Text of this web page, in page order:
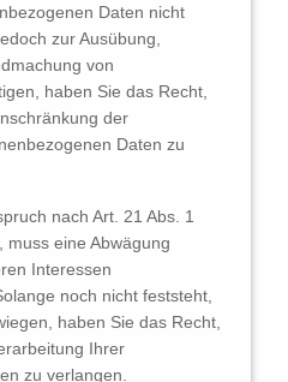
Daten nicht
zur Ausübung,
von
haben Sie das Recht,
der
Daten zu
nach Art. 21 Abs. 1
muss eine Abwägung
Interessen
noch nicht feststeht,
haben Sie das Recht,
Ihrer
zu verlangen.